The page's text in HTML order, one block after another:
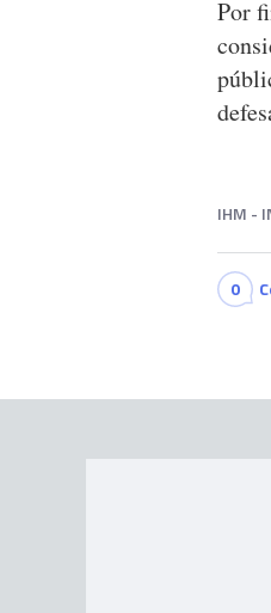
Por
IHM -
0